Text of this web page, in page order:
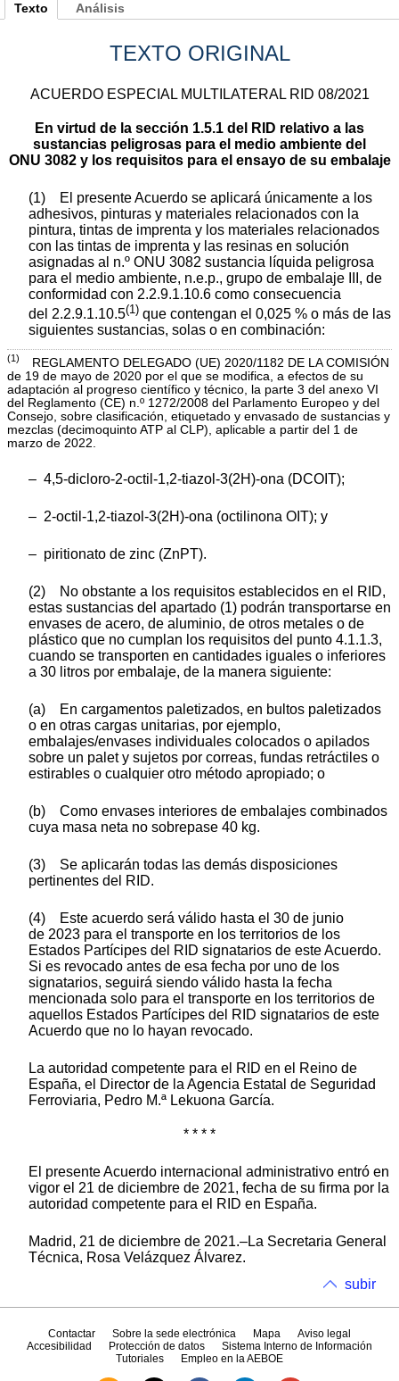
Texto
TEXTO ORIGINAL
ACUERDO ESPECIAL MULTILATERAL RID 08/2021
En virtud de la sección 1.5.1 del RID relativo a las
sustancias peligrosas para el medio ambiente del
ONU 3082 y los requisitos para el ensayo de su embalaje
(1) El presente Acuerdo se aplicará únicamente a los
adhesivos, pinturas y materiales relacionados con la
pintura, tintas de imprenta y los materiales relacionados
con las tintas de imprenta y las resinas en solución
asignadas al n.º ONU 3082 sustancia líquida peligrosa
para el medio ambiente, n.e.p., grupo de embalaje III, de
conformidad con 2.2.9.1.10.6 como consecuencia
del 2.2.9.1.10.5(1) que contengan el 0,025 % o más de las
siguientes sustancias, solas o en combinación:
(1)
REGLAMENTO DELEGADO (UE) 2020/1182 DE LA COMISIÓN
de 19 de mayo de 2020 por el que se modifica, a efectos de su
adaptación al progreso científico y técnico, la parte 3 del anexo VI
del Reglamento (CE) n.º 1272/2008 del Parlamento Europeo y del
Consejo, sobre clasificación, etiquetado y envasado de sustancias y
mezclas (decimoquinto ATP al CLP), aplicable a partir del 1 de
marzo de 2022.
– 4,5-dicloro-2-octil-1,2-tiazol-3(2H)-ona (DCOIT);
– 2-octil-1,2-tiazol-3(2H)-ona (octilinona OIT); y
– piritionato de zinc (ZnPT).
(2) No obstante a los requisitos establecidos en el RID,
estas sustancias del apartado (1) podrán transportarse en
envases de acero, de aluminio, de otros metales o de
plástico que no cumplan los requisitos del punto 4.1.1.3,
cuando se transporten en cantidades iguales o inferiores
a 30 litros por embalaje, de la manera siguiente:
(a) En cargamentos paletizados, en bultos paletizados
o en otras cargas unitarias, por ejemplo,
embalajes/envases individuales colocados o apilados
sobre un palet y sujetos por correas, fundas retráctiles o
estirables o cualquier otro método apropiado; o
(b) Como envases interiores de embalajes combinados
cuya masa neta no sobrepase 40 kg.
(3) Se aplicarán todas las demás disposiciones
pertinentes del RID.
(4) Este acuerdo será válido hasta el 30 de junio
de 2023 para el transporte en los territorios de los
Estados Partícipes del RID signatarios de este Acuerdo.
Si es revocado antes de esa fecha por uno de los
signatarios, seguirá siendo válido hasta la fecha
mencionada solo para el transporte en los territorios de
aquellos Estados Partícipes del RID signatarios de este
Acuerdo que no lo hayan revocado.
La autoridad competente para el RID en el Reino de
España, el Director de la Agencia Estatal de Seguridad
Ferroviaria, Pedro M.ª Lekuona García.
* * * *
El presente Acuerdo internacional administrativo entró en
vigor el 21 de diciembre de 2021, fecha de su firma por la
autoridad competente para el RID en España.
Madrid, 21 de diciembre de 2021.–La Secretaria General
Técnica, Rosa Velázquez Álvarez.
Análisis
subir
Contactar Sobre la sede electrónica Mapa
Aviso legal
Accesibilidad
Protección de datos
Sistema Interno de Información
Tutoriales
Empleo en la AEBOE